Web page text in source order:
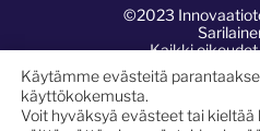
©2023
Kaikki
Sivusto:
Käytämme evästeitä
käyttökokemusta.
Voit hyväksyä evästeet tai kieltää